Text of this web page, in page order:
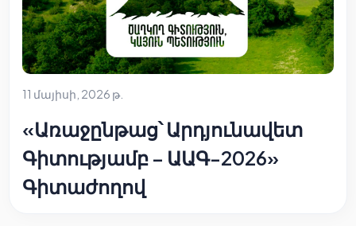
11 մայիսի, 2026 թ.
«Առաջընթաց՝ Արդյունավետ
Գիտությամբ – ԱԱԳ-2026»
Գիտաժողով